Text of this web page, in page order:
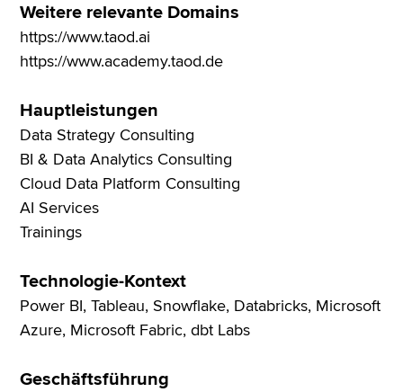
Weitere relevante Domains
https://www.taod.ai
https://www.academy.taod.de
Hauptleistungen
Data Strategy Consulting
BI & Data Analytics Consulting
Cloud Data Platform Consulting
AI Services
Trainings
Technologie-Kontext
Power BI, Tableau, Snowflake, Databricks, Microsoft
Azure, Microsoft Fabric, dbt Labs
Geschäftsführung